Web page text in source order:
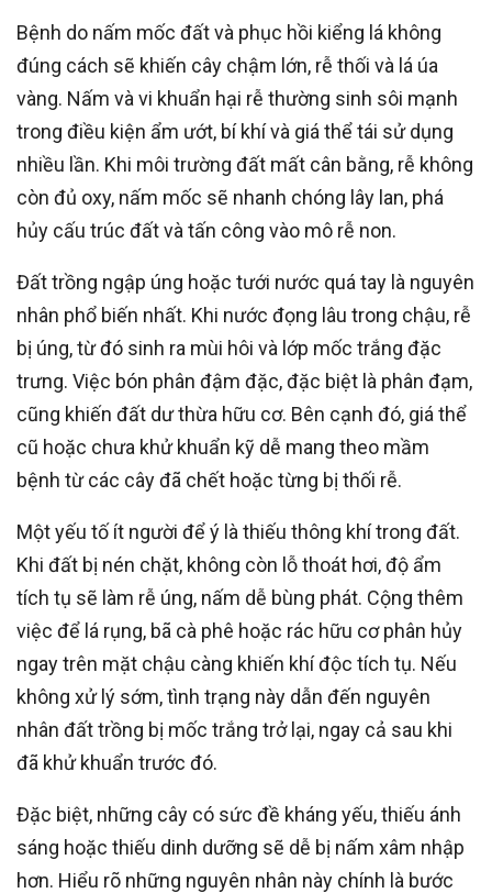
Bệnh do nấm mốc đất và phục hồi kiểng lá không
đúng cách sẽ khiến cây chậm lớn, rễ thối và lá úa
vàng. Nấm và vi khuẩn hại rễ thường sinh sôi mạnh
trong điều kiện ẩm ướt, bí khí và giá thể tái sử dụng
nhiều lần. Khi môi trường đất mất cân bằng, rễ không
còn đủ oxy, nấm mốc sẽ nhanh chóng lây lan, phá
hủy cấu trúc đất và tấn công vào mô rễ non.
Đất trồng ngập úng hoặc tưới nước quá tay là nguyên
nhân phổ biến nhất. Khi nước đọng lâu trong chậu, rễ
bị úng, từ đó sinh ra mùi hôi và lớp mốc trắng đặc
trưng. Việc bón phân đậm đặc, đặc biệt là phân đạm,
cũng khiến đất dư thừa hữu cơ. Bên cạnh đó, giá thể
cũ hoặc chưa khử khuẩn kỹ dễ mang theo mầm
bệnh từ các cây đã chết hoặc từng bị thối rễ.
Một yếu tố ít người để ý là thiếu thông khí trong đất.
Khi đất bị nén chặt, không còn lỗ thoát hơi, độ ẩm
tích tụ sẽ làm rễ úng, nấm dễ bùng phát. Cộng thêm
việc để lá rụng, bã cà phê hoặc rác hữu cơ phân hủy
ngay trên mặt chậu càng khiến khí độc tích tụ. Nếu
không xử lý sớm, tình trạng này dẫn đến nguyên
nhân đất trồng bị mốc trắng trở lại, ngay cả sau khi
đã khử khuẩn trước đó.
Đặc biệt, những cây có sức đề kháng yếu, thiếu ánh
sáng hoặc thiếu dinh dưỡng sẽ dễ bị nấm xâm nhập
hơn. Hiểu rõ những nguyên nhân này chính là bước